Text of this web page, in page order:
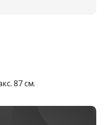
87 см.